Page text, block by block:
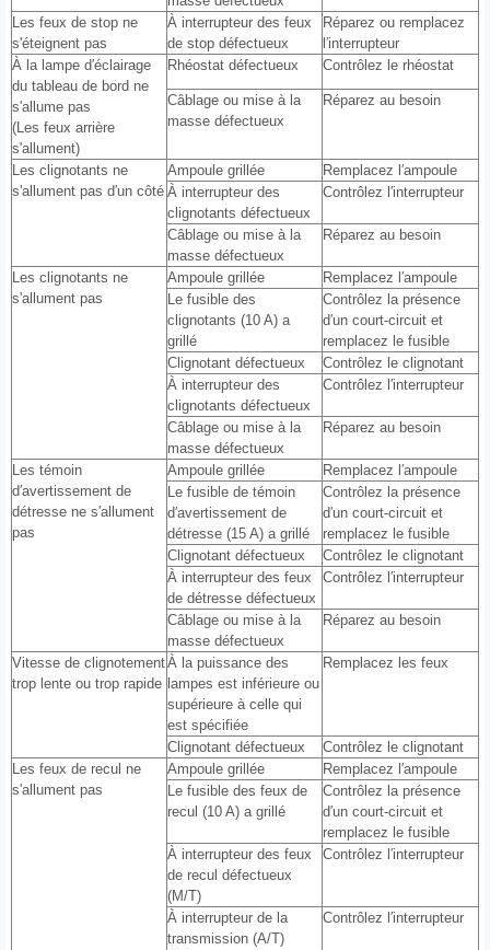
Les feux de stop ne
s'éteignent pas
À interrupteur des feux
de stop défectueux
Réparez ou remplacez
l′interrupteur
À la lampe d′éclairage
du tableau de bord ne
s'allume pas
(Les feux arrière
s'allument)
Rhéostat défectueux Contrôlez le rhéostat
Câblage ou mise à la
masse défectueux
Réparez au besoin
Les clignotants ne
s'allument pas d′un côté
Ampoule grillée
Remplacez l′ampoule
À interrupteur des
clignotants défectueux
Contrôlez l′interrupteur
Câblage ou mise à la
masse défectueux
Réparez au besoin
Les clignotants ne
s'allument pas
Ampoule grillée
Remplacez l′ampoule
Le fusible des
clignotants (10 A) a
grillé
Contrôlez la présence
d′un court-circuit et
remplacez le fusible
Clignotant défectueux
Contrôlez le clignotant
À interrupteur des
clignotants défectueux
Contrôlez l′interrupteur
Câblage ou mise à la
masse défectueux
Réparez au besoin
Les témoin
d′avertissement de
détresse ne s'allument
pas
Ampoule grillée
Remplacez l′ampoule
Le fusible de témoin
d′avertissement de
détresse (15 A) a grillé
Contrôlez la présence
d′un court-circuit et
remplacez le fusible
Clignotant défectueux
Contrôlez le clignotant
À interrupteur des feux
de détresse défectueux
Contrôlez l′interrupteur
Câblage ou mise à la
masse défectueux
Réparez au besoin
Vitesse de clignotement
trop lente ou trop rapide
À la puissance des
lampes est inférieure ou
supérieure à celle qui
est spécifiée
Remplacez les feux
Clignotant défectueux
Contrôlez le clignotant
Les feux de recul ne
s'allument pas
Ampoule grillée
Remplacez l′ampoule
Le fusible des feux de
recul (10 A) a grillé
Contrôlez la présence
d′un court-circuit et
remplacez le fusible
À interrupteur des feux
de recul défectueux
(M/T)
Contrôlez l′interrupteur
À interrupteur de la
transmission (A/T)
Contrôlez l′interrupteur